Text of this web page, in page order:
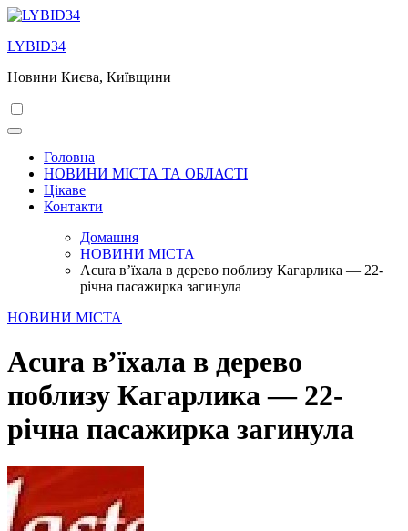
Перейти
вмісту
LYBID34
Новини Києва, Київщини
Головна
НОВИНИ МІСТА ТА ОБЛАСТІ
Цікаве
Контакти
Домашня
НОВИНИ МІСТА
Acura в’їхала в дерево поблизу Кагарлика — 22-
річна пасажирка загинула
НОВИНИ МІСТА
Acura в’їхала в дерево
поблизу Кагарлика — 22-
річна пасажирка загинула